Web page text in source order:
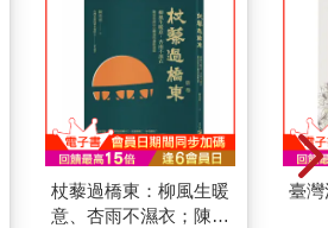
杖藜過橋東：柳風生暖
意、杏雨不濕衣；陳亮
臺